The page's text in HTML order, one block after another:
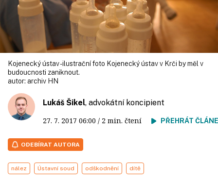
Kojenecký ústav - ilustrační foto Kojenecký ústav v Krči by měl v
budoucnosti zaniknout.
autor: archiv HN
Lukáš Šikel, advokátní koncipient
27. 7. 2017 06:00 / 2 min. čtení PŘEHRÁT
ODEBÍRAT AUTORA
nález Ústavní soud odškodnění dítě